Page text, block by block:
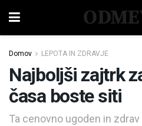
Domov LEPOTA IN ZDRAVJE
Najboljši zajtrk
časa boste siti
Ta cenovno ugoden in